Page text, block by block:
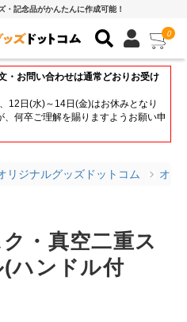
・記念品がかんたんに作成可能！
0
・お問い合わせは通常どおりお受け
12日(水)～14日(金)はお休みとなり
何卒ご理解を賜りますようお願い申
リジナルグッズドットコム オリ
・真空二重ス
ハンドル付